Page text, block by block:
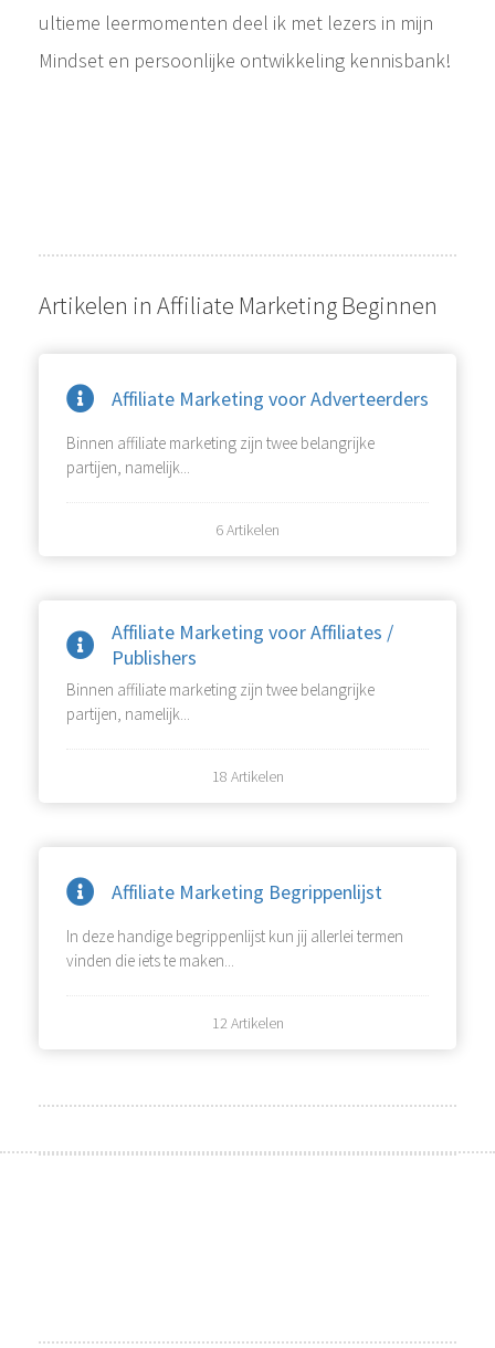
ultieme leermomenten deel ik met lezers in mijn
Mindset en persoonlijke ontwikkeling kennisbank!
Artikelen in Affiliate Marketing Beginnen
Affiliate Marketing voor Adverteerders
Binnen affiliate marketing zijn twee belangrijke
partijen, namelijk...
6 Artikelen
Affiliate Marketing voor Affiliates /
Publishers
Binnen affiliate marketing zijn twee belangrijke
partijen, namelijk...
18 Artikelen
Affiliate Marketing Begrippenlijst
In deze handige begrippenlijst kun jij allerlei termen
vinden die iets te maken...
12 Artikelen